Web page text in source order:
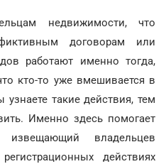
недвижимости, что
договорам или
работают именно тогда,
кто-то уже вмешивается в
такие действия, тем
Именно здесь помогает
владельцев
действиях